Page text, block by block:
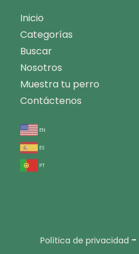
Inicio
Categorías
Buscar
Nosotros
Muestra tu perro
Contáctenos
en
es
pt
Política de privacidad -